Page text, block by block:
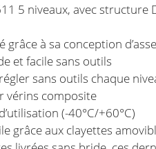
5 niveaux, avec structure
grâce à sa conception
et facile sans outils
sans outils chaque
vérins composite
(-40°C/+60°C)
grâce aux clayettes